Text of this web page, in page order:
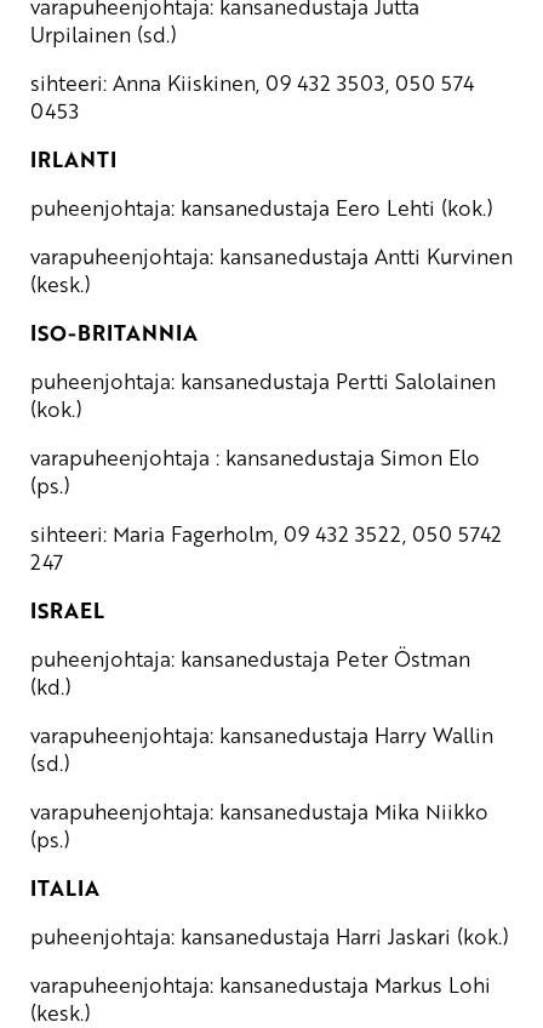
Urpilainen (sd.)
sihteeri: Anna Kiiskinen, 09 432 3503, 050 574
0453
IRLANTI
puheenjohtaja: kansanedustaja Eero Lehti (kok.)
varapuheenjohtaja: kansanedustaja Antti Kurvinen
(kesk.)
ISO-BRITANNIA
puheenjohtaja: kansanedustaja Pertti Salolainen
(kok.)
varapuheenjohtaja : kansanedustaja Simon Elo
(ps.)
sihteeri: Maria Fagerholm, 09 432 3522, 050 5742
247
ISRAEL
puheenjohtaja: kansanedustaja Peter Östman
(kd.)
varapuheenjohtaja: kansanedustaja Harry Wallin
(sd.)
varapuheenjohtaja: kansanedustaja Mika Niikko
(ps.)
ITALIA
puheenjohtaja: kansanedustaja Harri Jaskari (kok.)
varapuheenjohtaja: kansanedustaja Markus Lohi
(kesk.)